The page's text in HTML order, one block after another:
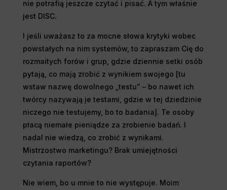
nie potrafią jeszcze czytać i pisać. A tym właśnie
jest DISC.
I jeśli uważasz to za mocne słowa krytyki wobec
powstałych na nim systemów, to zapraszam Cię do
rozmaitych forów i grup, gdzie dziennie setki osób
pytają, co mają zrobić z wynikiem swojego [tu
wstaw nazwę dowolnego „testu” – bo nawet ich
twórcy nazywają je testami, gdzie w tej dziedzinie
niczego nie testujemy, bo to badania]. Te osoby
płacą niemałe pieniądze za zrobienie badań. I
nadal nie wiedzą, co zrobić z wynikami.
Mistrzostwo marketingu? Brak umiejętności
czytania raportów?
Nie wiem, bo u mnie to nie występuje. Moim